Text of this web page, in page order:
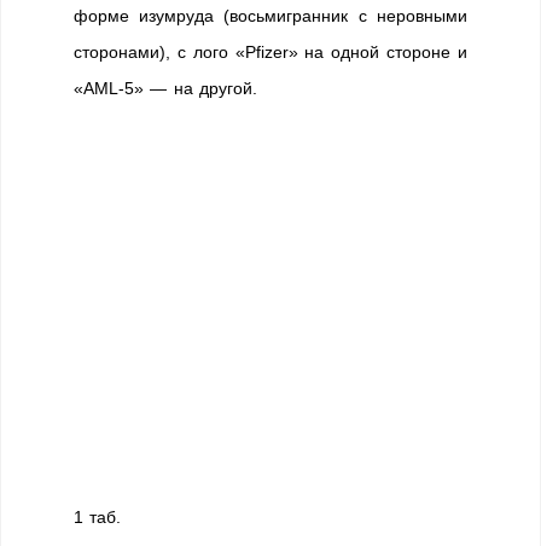
форме изумруда (восьмигранник с неровными
сторонами), с лого «Pfizer» на одной стороне и
«AML-5» — на другой.
1 таб.